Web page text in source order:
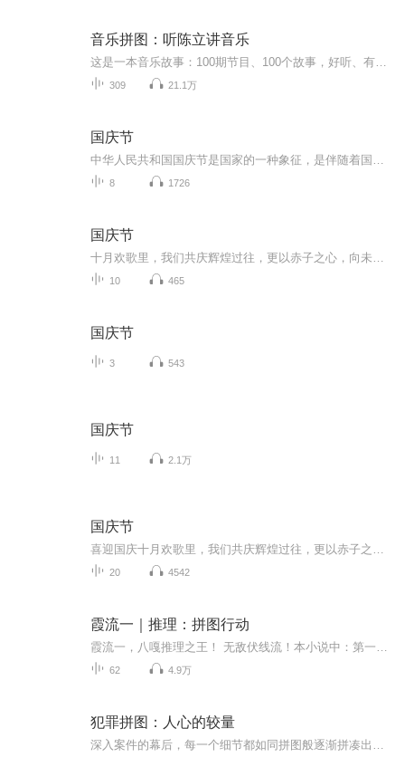
音乐拼图：听陈立讲音乐
309 21.1万
国庆节
8 1726
国庆节
10 465
国庆节
3 543
国庆节
11 2.1万
国庆节
20 4542
霞流一｜推理：拼图行动
62 4.9万
犯罪拼图：人心的较量